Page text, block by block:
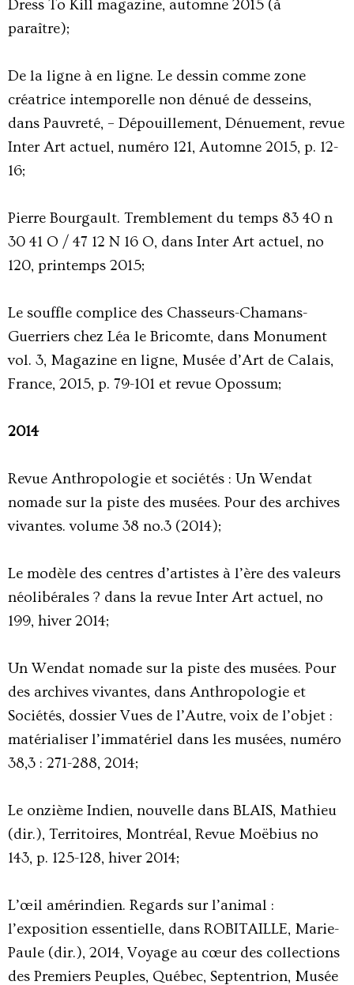
Dress To Kill magazine, automne 2015 (à
paraître);
De la ligne à en ligne. Le dessin comme zone
créatrice intemporelle non dénué de desseins,
dans Pauvreté, – Dépouillement, Dénuement, revue
Inter Art actuel, numéro 121, Automne 2015, p. 12-
16;
Pierre Bourgault. Tremblement du temps 83 40 n
30 41 O / 47 12 N 16 O, dans Inter Art actuel, no
120, printemps 2015;
Le souffle complice des Chasseurs-Chamans-
Guerriers chez Léa le Bricomte, dans Monument
vol. 3, Magazine en ligne, Musée d’Art de Calais,
France, 2015, p. 79-101 et revue Opossum;
2014
Revue Anthropologie et sociétés : Un Wendat
nomade sur la piste des musées. Pour des archives
vivantes. volume 38 no.3 (2014);
Le modèle des centres d’artistes à l’ère des valeurs
néolibérales ? dans la revue Inter Art actuel, no
199, hiver 2014;
Un Wendat nomade sur la piste des musées. Pour
des archives vivantes, dans Anthropologie et
Sociétés, dossier Vues de l’Autre, voix de l’objet :
matérialiser l’immatériel dans les musées, numéro
38,3 : 271-288, 2014;
Le onzième Indien, nouvelle dans BLAIS, Mathieu
(dir.), Territoires, Montréal, Revue Moëbius no
143, p. 125-128, hiver 2014;
L’œil amérindien. Regards sur l’animal :
l’exposition essentielle, dans ROBITAILLE, Marie-
Paule (dir.), 2014, Voyage au cœur des collections
des Premiers Peuples, Québec, Septentrion, Musée